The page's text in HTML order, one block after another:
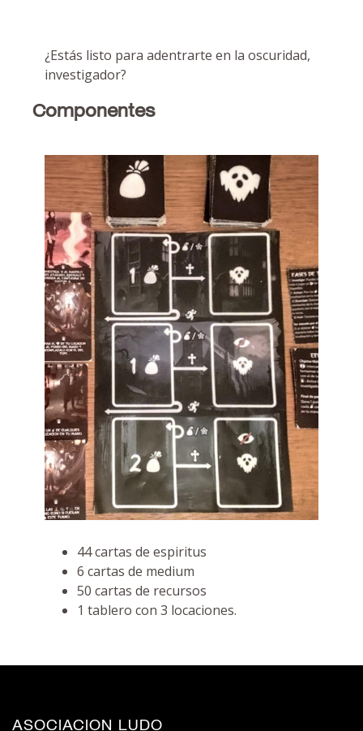
¿Estás listo para adentrarte en la oscuridad,
investigador?
Componentes
44 cartas de espiritus
6 cartas de medium
50 cartas de recursos
1 tablero con 3 locaciones.
ASOCIACION LUDO